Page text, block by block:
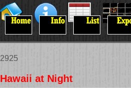
2925
Hawaii at Night